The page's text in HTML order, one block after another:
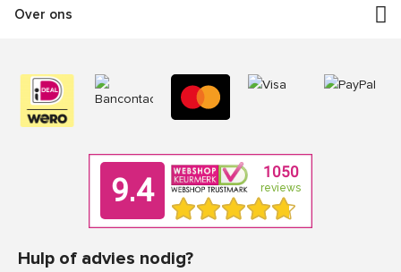
Over ons
Hulp of advies nodig?